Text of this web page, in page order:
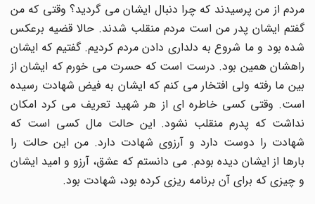
مردم از من پرسیدند که چرا دنبال ایشان می گردید؟ وقتی که من
گفتم ایشان پدر من است مردم منقلب شدند. حالا قضیه برعکس
شده بود و ما شروع به دلداری دادن مردم کردیم. گفتیم که ایشان
راهشان همین بود. درست است که حسرت می خورم که ایشان از
بین ما رفته ولی افتخار می کنم که ایشان به فیض شهادت رسیده
است. وقتی کسی خاطره ای از هر شهید تعریف می کرد امکان
نداشت که پدرم منقلب نشود. این حالت مال کسی است که
شهادت را دوست دارد و آرزوی شهادت دارد. من این حالت را
بارها از ایشان دیده بودم. می دانستم که عشق، آرزو و امید ایشان
و چیزی که برای آن برنامه ریزی کرده بود، شهادت بود.